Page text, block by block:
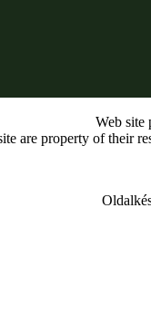
Web site
are property of their